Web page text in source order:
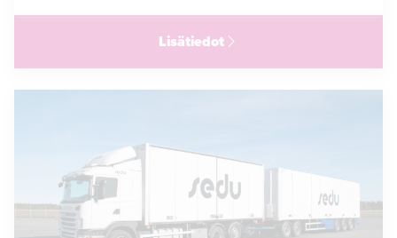
Lisätiedot